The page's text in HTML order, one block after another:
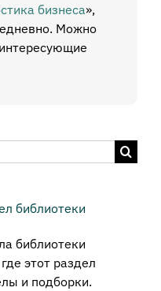
бизнеса»,
Можно
библиотеки
библиотеки
этот раздел
и подборки.